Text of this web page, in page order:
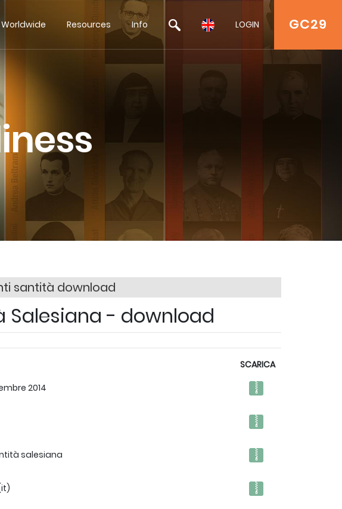
GC29
Worldwide Resources Info LOGIN
santità download
Salesiana - download
SCARICA
2014
salesiana